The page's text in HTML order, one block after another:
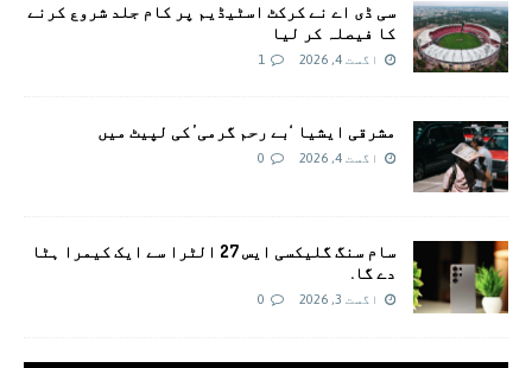
سی ڈی اے نے کرکٹ اسٹیڈیم پر کام جلد شروع کرنے
کا فیصلہ کر لیا
اگست 4, 2026 1
مشرقی ایشیا ‘بے رحم گرمی’ کی لپیٹ میں
اگست 4, 2026 0
سام سنگ گلیکسی ایس 27 الٹرا سے ایک کیمرا ہٹا
دے گا.
اگست 3, 2026 0